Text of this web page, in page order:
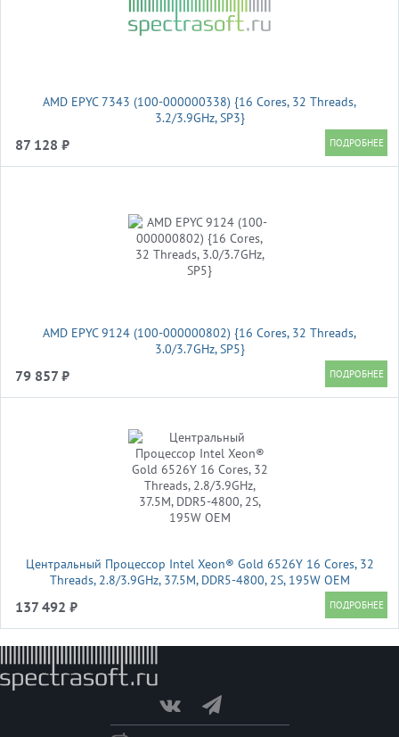
AMD EPYC 7343 (100-000000338) {16 Cores, 32 Threads,
3.2/3.9GHz, SP3}
87 128 ₽
AMD EPYC 9124 (100-000000802) {16 Cores, 32 Threads,
3.0/3.7GHz, SP5}
79 857 ₽
Центральный Процессор Intel Xeon® Gold 6526Y 16 Cores, 32
Threads, 2.8/3.9GHz, 37.5M, DDR5-4800, 2S, 195W OEM
137 492 ₽